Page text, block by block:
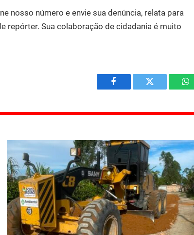
nosso número e envie sua denúncia, relata para
repórter. Sua colaboração de cidadania é muito
Facebook Twitter